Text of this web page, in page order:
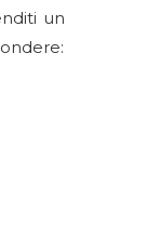
un